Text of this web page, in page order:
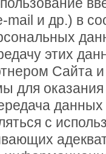
и др.) в
этих
Сайта
для оказания
с